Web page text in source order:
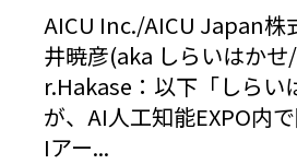
AICU Inc./AICU Japan株
井暁彦(aka しらいはか
r.Hakase：以下「しらい
が、AI人工知能EXPO内
Iアー...